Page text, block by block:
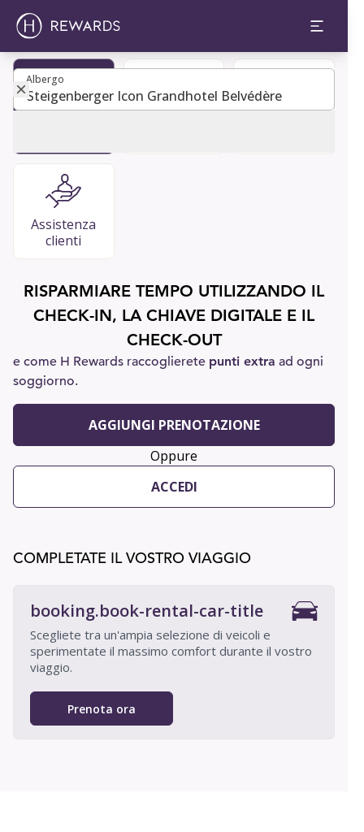
Albergo
Albergo
Assistenza
clienti
RISPARMIARE TEMPO UTILIZZANDO IL
CHECK-IN, LA CHIAVE DIGITALE E IL
CHECK-OUT
e come H Rewards raccoglierete punti extra ad ogni
soggiorno.
AGGIUNGI PRENOTAZIONE
Oppure
ACCEDI
COMPLETATE IL VOSTRO VIAGGIO
booking.book-rental-car-title
Scegliete tra un'ampia selezione di veicoli e
sperimentate il massimo comfort durante il vostro
viaggio.
Prenota ora